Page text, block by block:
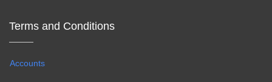
Terms and Conditions
Accounts